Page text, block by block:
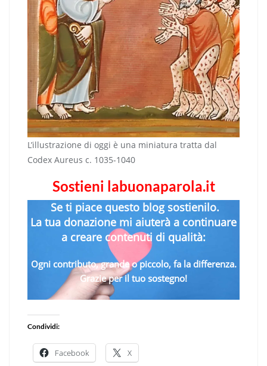
L’illustrazione di oggi è una miniatura tratta dal
Codex Aureus c. 1035-1040
Sostieni labuonaparola.it
Se ti piace questo blog sostienilo.
La tua donazione mi aiuterà a continuare
a creare contenuti di qualità:
Ogni contributo, grande o piccolo, fa la differenza.
Grazie per il tuo sostegno!
Condividi:
Facebook X